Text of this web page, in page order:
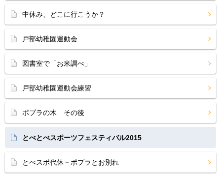
中休み、どこに行こうか？
戸部幼稚園運動会
図書室で「お米調べ」
戸部幼稚園運動会練習
ポプラの木 その後
とべとべスポーツフェスティバル2015
とべスポ代休－ポプラとお別れ